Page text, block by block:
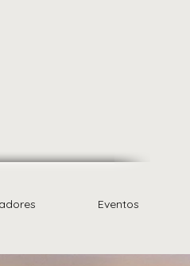
Eventos